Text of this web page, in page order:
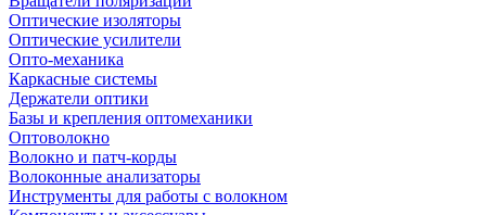
Оптические изоляторы
Оптические усилители
Опто-механика
Каркасные системы
Держатели оптики
Базы и крепления оптомеханики
Оптоволокно
Волокно и патч-корды
Волоконные анализаторы
Инструменты для работы с волокном